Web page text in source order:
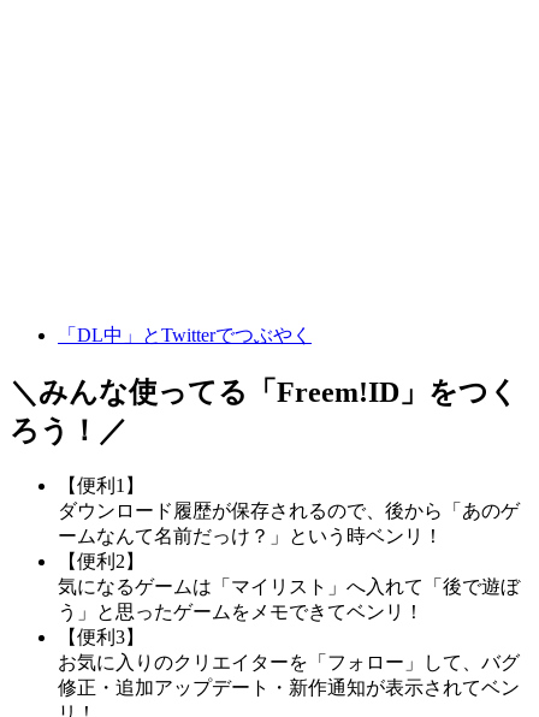
「DL中」とTwitterでつぶやく
＼みんな使ってる「 Freem!ID 」をつく
ろう！／
【便利1】
ダウンロード履歴が保存されるので、後から「あのゲ
ームなんて名前だっけ？」という時ベンリ！
【便利2】
気になるゲームは「マイリスト」へ入れて「後で遊ぼ
う」と思ったゲームをメモできてベンリ！
【便利3】
お気に入りのクリエイターを「フォロー」して、バグ
修正・追加アップデート・新作通知が表示されてベン
リ！